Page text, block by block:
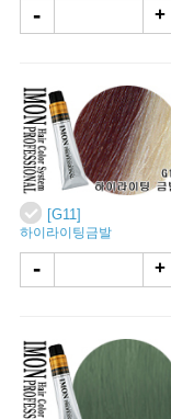
- +
[G11]
하이라이팅금발
- +